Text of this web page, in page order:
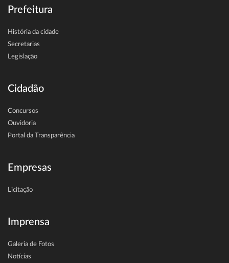
Prefeitura
História da cidade
Secretarias
Legislação
Cidadão
Concursos
Ouvidoria
Portal da Transparência
Empresas
Licitação
Imprensa
Galeria de Fotos
Notícias